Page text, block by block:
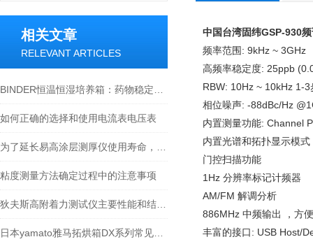
相关文章
RELEVANT ARTICLES
如何正确的选择和使用电流表电压表
粘度测量方法确定过程中的注意事项
中国台湾固纬GSP-930
频率范围: 9kHz ~ 3GHz
高频率稳定度: 25ppb
RBW: 10Hz ~ 10kHz 1-
相位噪声: -88dBc/Hz
内置测量功能: Channel
内置光谱和拓扑显示模式
门控扫描功能
1Hz 分辨率标记计频器
AM/FM 解调分析
886MHz 中频输出 ，方
丰富的接口: USB Host/